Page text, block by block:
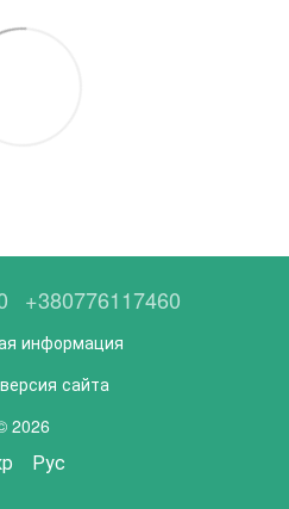
+380776117460
информация
сайта
2026
Рус